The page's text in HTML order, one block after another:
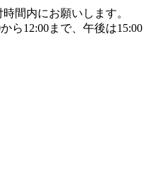
間内にお願いします。
ら12:00まで、午後は15:00